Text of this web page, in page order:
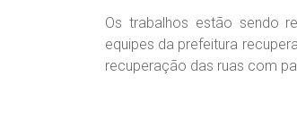
Os trabalhos estão sendo
equipes da prefeitura
recuperação das ruas com